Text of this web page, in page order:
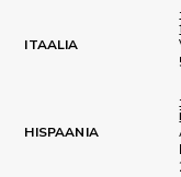
ITAALIA
HISPAANIA